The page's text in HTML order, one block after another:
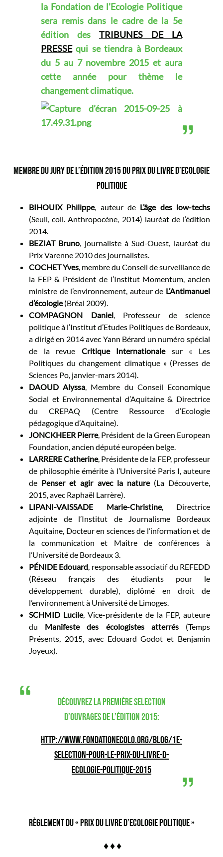
la Fondation de l’Ecologie Politique
sera remis dans le cadre de la 5e
édition des TRIBUNES DE LA
PRESSEqui se tiendra à Bordeaux
du 5 au 7 novembre 2015 et aura
cette année pour thème le
changement climatique.
MEMBRE DU JURY DE L’ÉDITION 2015 DU PRIX DU LIVRE D’ECOLOGIE
POLITIQUE
BIHOUIX Philippe, auteur de L’âge des low-techs
(Seuil, coll. Anthropocène, 2014) lauréat de l’édition
2014.
BEZIAT Bruno, journaliste à Sud-Ouest, lauréat du
Prix Varenne 2010 des journalistes.
COCHET Yves, membre du Conseil de surveillance de
la FEP & Président de l’Institut Momentum, ancien
ministre de l’environnement, auteur de L’Antimanuel
d’écologie(Bréal 2009).
COMPAGNON Daniel, Professeur de science
politique à l’Institut d’Etudes Politiques de Bordeaux,
a dirigé en 2014 avec Yann Bérard un numéro spécial
de la revue Critique Internationalesur « Les
Politiques du changement climatique » (Presses de
Sciences Po, janvier-mars 2014).
DAOUD Alyssa, Membre du Conseil Economique
Social et Environnemental d’Aquitaine & Directrice
du CREPAQ (Centre Ressource d’Ecologie
pédagogique d’Aquitaine).
JONCKHEER Pierre, Président de la Green European
Foundation, ancien député européen belge.
LARRERE Catherine, Présidente de la FEP, professeur
de philosophie émérite à l’Université Paris I, auteure
de Penser et agir avec la nature(La Découverte,
2015, avec Raphaël Larrère).
LIPANI-VAISSADE Marie-Christine, Directrice
adjointe de l’Institut de Journalisme Bordeaux
Aquitaine, Docteur en sciences de l’information et de
la communication et Maître de conférences à
l’Université de Bordeaux 3.
PÉNIDE Edouard, responsable associatif du REFEDD
(Réseau français des étudiants pour le
développement durable), diplômé en droit de
l’environnement à Université de Limoges.
SCHMID Lucile, Vice-présidente de la FEP, auteure
du Manifeste des écologistes atterrés(Temps
Présents, 2015, avec Edouard Godot et Benjamin
Joyeux).
DÉCOUVREZ LA PREMIÈRE SELECTION
D’OUVRAGES DE L’ÉDITION 2015:
HTTP://WWW.FONDATIONECOLO.ORG/BLOG/1E-
SELECTION-POUR-LE-PRIX-DU-LIVRE-D-
ECOLOGIE-POLITIQUE-2015
RÈGLEMENT DU « PRIX DU LIVRE D’ECOLOGIE POLITIQUE »
♦ ♦ ♦